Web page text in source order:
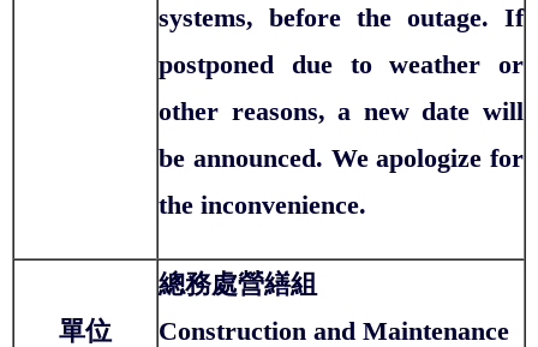
systems, before the outage. If
postponed due to weather or
other reasons, a new date will
be announced. We apologize for
the inconvenience.
單位
總務處營繕組
Construction and Maintenance